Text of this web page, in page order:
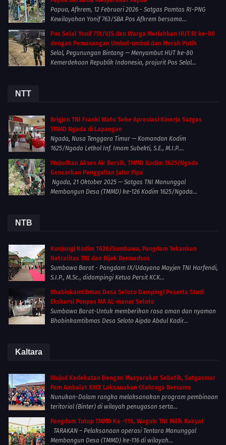
Papua, Afkrem, 12 Februari 2026 - Satgas Pamtas RI-PNG
Kewilayahan Yonif 763/SBA Pos Afkrem bersama...
Pos Selal Yonif 751/VJS dan Warga Meriahkan HUT RI ke-80
dengan Pemasangan Umbul-umbul dan Merah Putih
Selal, Pegunungan Bintang — Menyambut HUT ke-80
Kemerdekaan Republik Indonesia, prajurit Pos Selal...
NTT
Brigjen TNI Franki Watu Seke Apresiasi Kinerja Satgas
TMMD Ngada di Lapangan
Ngada, Nusa Tenggara Timur — Komandan Kodim
1625/Ngada Letkol Inf. Imam Subekti, S.E., M.I.P....
Wujudkan Akses Air Bersih, TMMD Kodim 1625/Ngada
Gencarkan Penggalian Jalur Pipa
Ngada, 21 Oktober 2025 — Satgas TNI Manunggal
Membangun Desa (TMMD) ke-126 Kodim 1625/Ngada...
NTB
Kunjungi Kodim 1628/Sumbawa, Pangdam Tekankan
Netralitas TNI dan Bijak Bermedsos
Sumbawa Barat - Pangdam IX/Udayana Mayjen TNI Harfendi,
S.I.P., M.Sc., didampingi Ketua Persit KCK...
Bhabinkamtibmas Desa Seloto Dampingi Peserta Studi
Ekskursi Ponpes MA AL-manar Seloto
Sumbawa Barat-Untuk memberikan rasa aman dan nyaman
Bhabinkamtibmas Desa Seloto Aipda Abdul Kadir...
Kaltara
Wujud Kedekatan Dengan Masyarakat Sebatik, Satgasmar
Pam Ambalat XXIX Laksanakan Olahraga Bersama
Nunukan-Dalam rangka melaksanakan program pembinaan
teritorial (Binter) di wilayah penugasan serta...
Pangdam Tutup TMMD Ke -116, Wagub: TNI Milik Rakyat
TARAKAN – Pelaksanaan operasi Tentara Manunggal
Membangun Desa (TMMD) ke-116 di wilayah...